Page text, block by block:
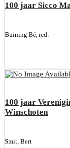
100 jaar Sicco
Buining Bé, red.
100 jaar
Winschoten
Smit, Bert